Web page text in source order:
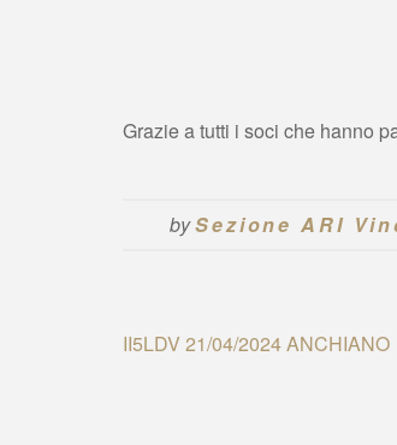
Grazie a tutti i soci che hanno
bySezione ARI
Navigazione
II5LDV 21/04/2024 ANCHIANO